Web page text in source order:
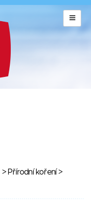
> Přírodní koření>